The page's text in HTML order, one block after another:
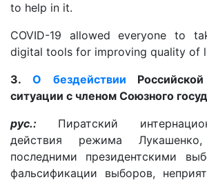
to help in it.
COVID-19 allowed everyone to
digital tools for improving quality of
3. О бездействии
ситуации с членом Союзного
рус.: Пиратский
действия режима
последними президентскими в
фальсификации выборов,